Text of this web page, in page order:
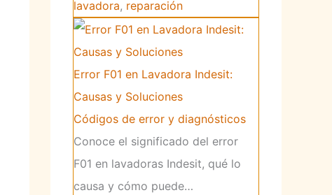
lavadora, reparación
Error F01 en Lavadora Indesit:
Causas y Soluciones
Códigos de error y diagnósticos
Conoce el significado del error
F01 en lavadoras Indesit, qué lo
causa y cómo puede…